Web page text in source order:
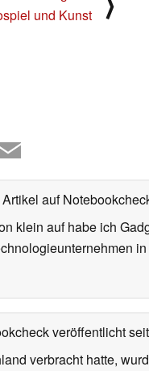
und Kunst
auf
klein auf habe ich
veröffentlicht
verbracht hatte,